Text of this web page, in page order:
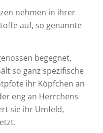
nehmen in ihrer
auf, so genannte
begegnet,
so ganz spezifische
ihr Köpfchen an
eng an Herrchens
sie ihr Umfeld,